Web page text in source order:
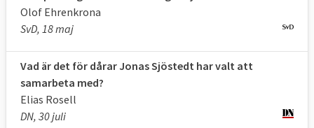
gruppen. De större grupperna får också mer
talartid i utskotten och kammaren.
Grupperna tilldelas ekonomiska bidrag av
parlamentet efter storlek.
När Europaparlamentet
olika frågor behandlas först betänkandena
Olof Ehrenkrona
SvD, 18 maj
Vad är det för dårar Jonas Sjöstedt har valt att
samarbeta med?
Elias Rosell
DN, 30 juli